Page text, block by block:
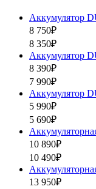
Аккумулятор
8 750₽
8 350₽
Аккумулятор
8 390₽
7 990₽
Аккумулятор
5 990₽
5 690₽
10 890₽
10 490₽
13 950₽